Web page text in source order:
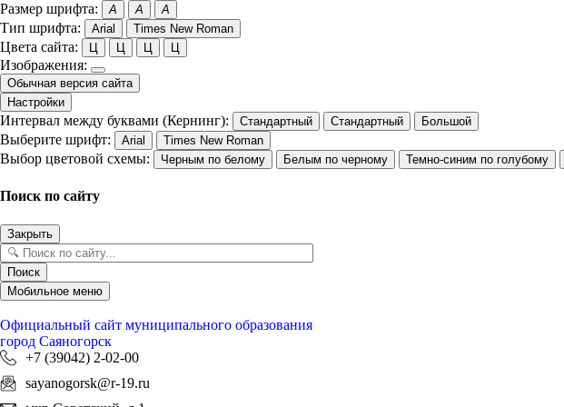
Размер шрифта: A A A
Тип шрифта: Arial Times New Roman
Цвета сайта: Ц Ц Ц Ц
Изображения:
Обычная версия сайта
Настройки
Интервал между буквами (Кернинг): Стандартный Стандартный Большой
Выберите шрифт: Arial Times New Roman
Выбор цветовой схемы: Черным по белому Белым по черному Темно-синим по голубому
Поиск по сайту
Закрыть
Поиск
Мобильное меню
Официальный сайт муниципального образования
город Саяногорск
+7 (39042) 2-02-00
sayanogorsk@r-19.ru